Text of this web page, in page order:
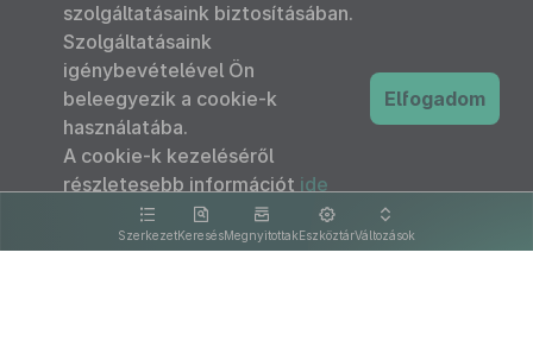
SzerkezetKeresésMegnyitottakEszköztárVáltozások
szolgáltatásaink biztosításában.
Szolgáltatásaink
igénybevételével Ön
beleegyezik a cookie-k
használatába.
A cookie-k kezeléséről
részletesebb információt ide
kattintva olvashat.
Elfogadom